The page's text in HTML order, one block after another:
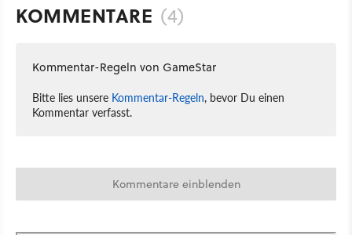
KOMMENTARE (4)
Kommentar-Regeln von GameStar
Bitte lies unsere Kommentar-Regeln, bevor Du einen
Kommentar verfasst.
Kommentare einblenden